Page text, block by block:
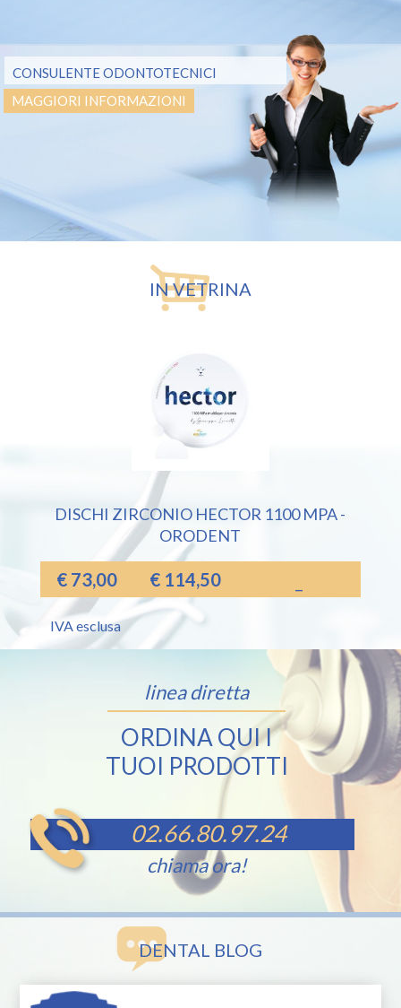
CONSULENTE ODONTOTECNICI
MAGGIORI INFORMAZIONI
IN VETRINA
DISCHI ZIRCONIO HECTOR 1100 MPA -
ORODENT
€73,00 –
€114,50
IVA esclusa
linea diretta
ORDINA QUI I
TUOI PRODOTTI
02.66.80.97.24
chiama ora!
DENTAL BLOG